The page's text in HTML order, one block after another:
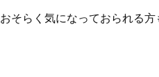
おそらく気になっておられる